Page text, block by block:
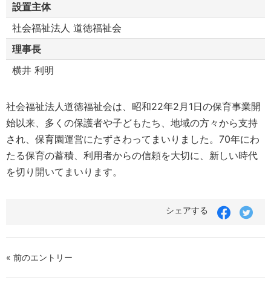
設置主体
社会福祉法人 道徳福祉会
理事長
横井 利明
社会福祉法人道徳福祉会は、昭和22年2月1日の保育事業開
始以来、多くの保護者や子どもたち、地域の方々から支持
され、保育園運営にたずさわってまいりました。70年にわ
たる保育の蓄積、利用者からの信頼を大切に、新しい時代
を切り開いてまいります。
シェアする
« 前のエントリー